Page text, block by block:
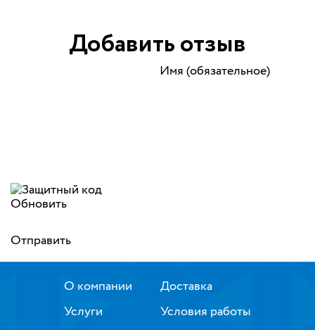
Добавить отзыв
Имя (обязательное)
Обновить
Отправить
О компании
Услуги
Доставка
Условия работы